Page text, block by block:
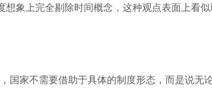
象上完全剔除时间概念，这种观点表面上看
国家不需要借助于具体的制度形态，而是说无